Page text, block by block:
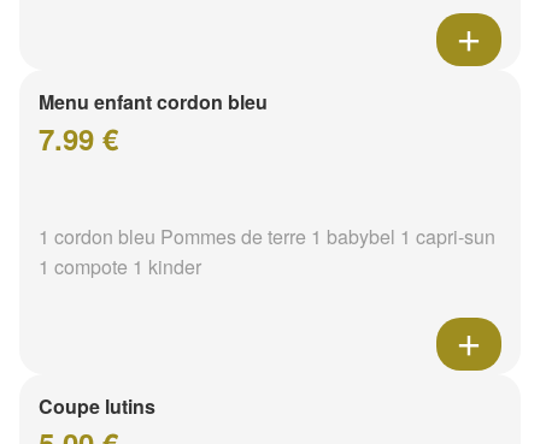
Menu enfant cordon bleu
7.99 €
1 cordon bleu Pommes de terre 1 babybel 1 capri-sun
1 compote 1 kinder
Coupe lutins